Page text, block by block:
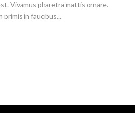
Vivamus pharetra mattis ornare.
primis in faucibus...